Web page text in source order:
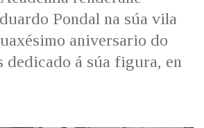
IDENTIDADE CORPORATIVA
MARCIAL DEL ADALID
CASA-MUSEO EMILIA PARDO
BAZÁN
FIGURAS HOMENAXEADAS
HISTORIA
60 ANOS DLG
Pondal na súa vila
aniversario do
dedicado á súa figura, en